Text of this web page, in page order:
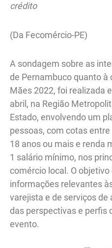
crédito
(Da Fecomércio-PE)
A sondagem sobre as
de Pernambuco quanto
Mães 2022, foi realizada
abril, na Região
Estado, envolvendo um
pessoas, com cotas
18 anos ou mais e renda
1 salário mínimo, nos
comércio local. O
informações relevantes
varejista e de serviços
das perspectivas e perfis
evento.